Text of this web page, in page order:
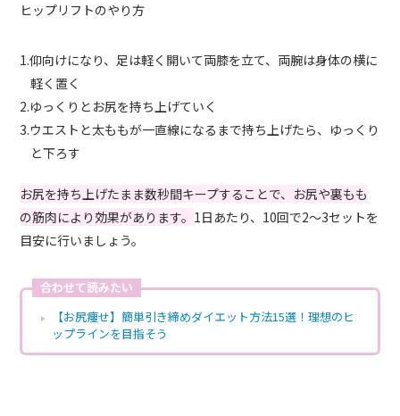
ヒップリフトのやり方
1.仰向けになり、足は軽く開いて両膝を立て、両腕は身体の横に
軽く置く
2.ゆっくりとお尻を持ち上げていく
3.ウエストと太ももが一直線になるまで持ち上げたら、ゆっくり
と下ろす
お尻を持ち上げたまま数秒間キープすることで、お尻や裏もも
の筋肉により効果があります。 1日あたり、10回で2～3セットを
目安に行いましょう。
合わせて読みたい
【お尻痩せ】簡単引き締めダイエット方法15選！理想のヒ
ップラインを目指そう